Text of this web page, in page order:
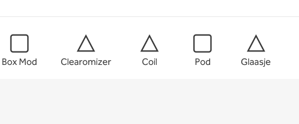
Box Mod Clearomizer Coil Pod Glaasje